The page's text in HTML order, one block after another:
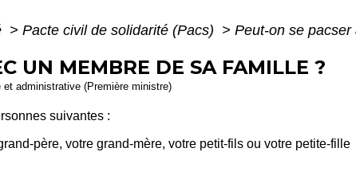
> Pacte civil de solidarité (Pacs) > Peut-on se
UN MEMBRE DE SA FAMILLE ?
administrative (Première ministre)
suivantes :
père, votre grand-mère, votre petit-fils ou votre petite-fille